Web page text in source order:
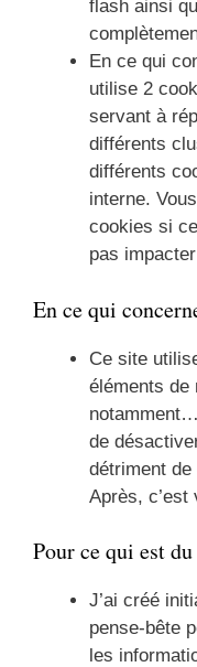
flash ainsi
En ce qui
utilise 2
servant à
différents
différents
interne.
cookies si
pas
En ce qui
Ce site
éléments de
de
détriment
Après,
Pour ce qui est
J’ai créé
pense-bête
les